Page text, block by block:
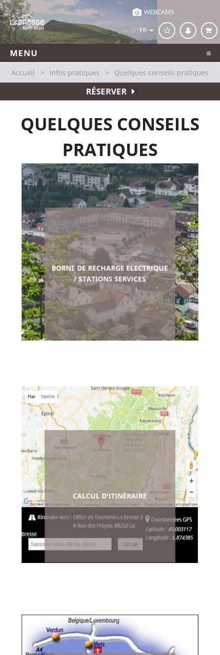
WEBCAMS
FR
MENU
Accueil > Infos pratiques > Quelques conseils pratiques
RÉSERVER
QUELQUES CONSEILS
PRATIQUES
BORNE DE RECHARGE ELECTRIQUE
/ STATIONS SERVICES
CALCUL D'ITINÉRAIRE